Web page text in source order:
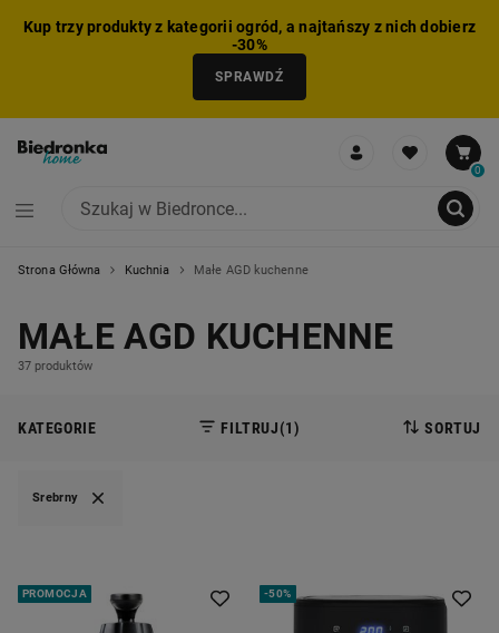
Kup trzy produkty z kategorii ogród, a najtańszy z nich dobierz
-30%
SPRAWDŹ
0
Strona Główna Kuchnia Małe AGD kuchenne
MAŁE AGD KUCHENNE
37 produktów
Srebrny
KATEGORIE FILTRUJ(1) SORTUJ
PROMOCJA -50%